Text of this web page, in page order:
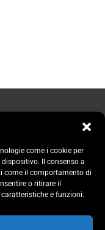
come i cookie per
Il consenso a
come il comportamento di
o ritirare il
e funzioni.